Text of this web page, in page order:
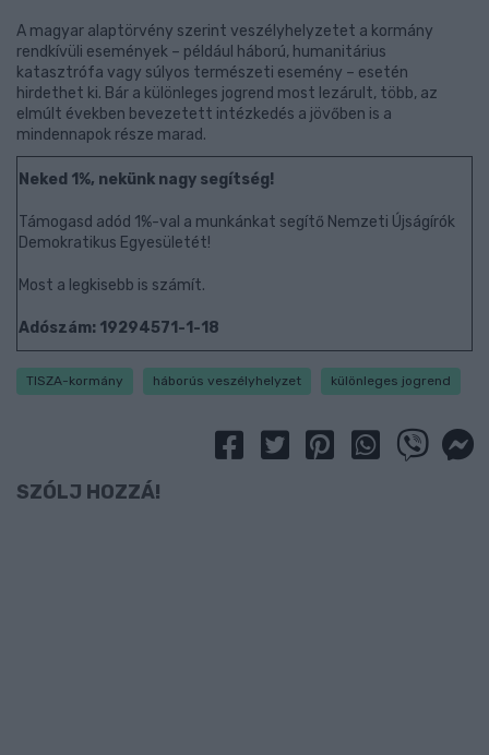
A magyar alaptörvény szerint veszélyhelyzetet a kormány
rendkívüli események – például háború, humanitárius
katasztrófa vagy súlyos természeti esemény – esetén
hirdethet ki. Bár a különleges jogrend most lezárult, több, az
elmúlt években bevezetett intézkedés a jövőben is a
mindennapok része marad.
Neked 1%, nekünk nagy segítség!
Támogasd adód 1%-val a munkánkat segítő Nemzeti Újságírók
Demokratikus Egyesületét!
Most a legkisebb is számít.
Adószám: 19294571-1-18
TISZA-kormány háborús veszélyhelyzet különleges jogrend
SZÓLJ HOZZÁ!